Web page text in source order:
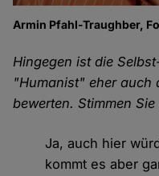
Armin Pfahl-Traughber,
Hingegen ist die
"Humanist" eher auch
bewerten. Stimmen
Ja, auch hier
kommt es aber